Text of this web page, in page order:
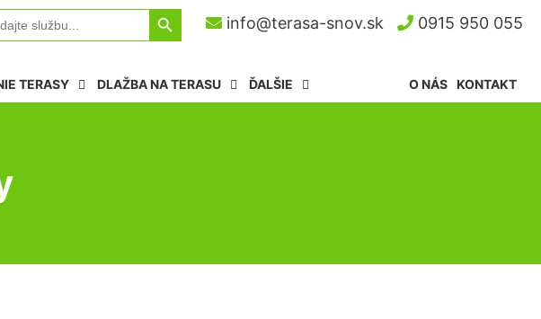
Search Button
info@terasa-snov.sk 0915 950 055
TERASY DLAŽBA NA TERASU ĎALŠIE KONTAKT
O NÁS